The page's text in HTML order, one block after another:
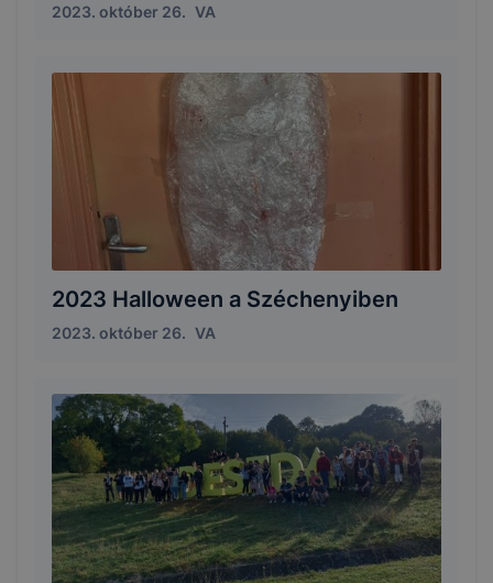
2023. október 26. VA
2023 Halloween a Széchenyiben
2023. október 26. VA